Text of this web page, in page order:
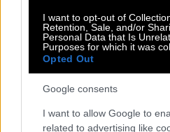
I want to opt-out of
Retention, Sale, and/or
Personal Data that Is
Purposes for which it was
Opted Out
Google consents
I want to allow Google to
related to advertising like